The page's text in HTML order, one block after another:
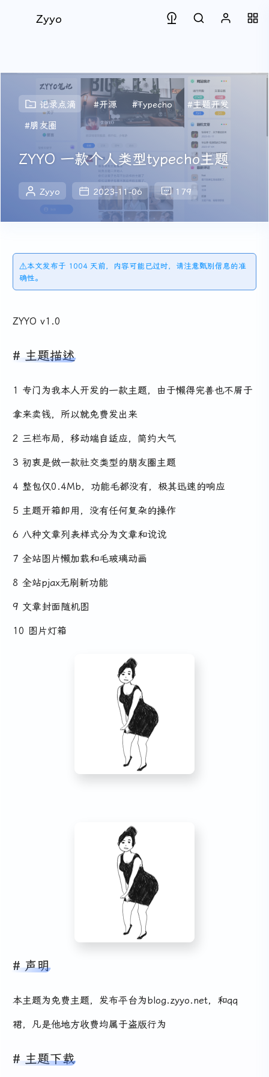
Zyyo
记录点滴 #开源 #Typecho
#主题开发
#朋友圈
ZYYO 一款个人类型typecho主题
Zyyo 2023-11-06 179
⚠️本文发布于 1004 天前，内容可能已过时，请注意甄别信息的准
确性。
ZYYO v1.0
主题描述
1 专门为我本人开发的一款主题，由于懒得完善也不屑于
拿来卖钱，所以就免费发出来
2 三栏布局，移动端自适应，简约大气
3 初衷是做一款社交类型的朋友圈主题
4 整包仅0.4Mb，功能毛都没有，极其迅速的响应
5 主题开箱即用，没有任何复杂的操作
6 八种文章列表样式分为文章和说说
7 全站图片懒加载和毛玻璃动画
8 全站pjax无刷新功能
9 文章封面随机图
10 图片灯箱
声明
本主题为免费主题，发布平台为blog.zyyo.net，和qq
裙，凡是他地方收费均属于盗版行为
主题下载